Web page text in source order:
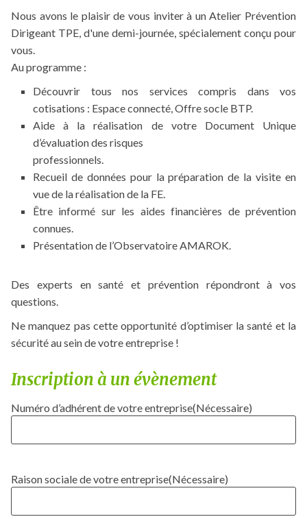
Nous avons le plaisir de vous inviter à un Atelier Prévention
Dirigeant TPE, d'une demi-journée, spécialement conçu pour
vous.
Au programme :
Découvrir tous nos services compris dans vos
cotisations : Espace connecté, Offre socle BTP.
Aide à la réalisation de votre Document Unique
d’évaluation des risques
professionnels.
Recueil de données pour la préparation de la visite en
vue de la réalisation de la FE.
Être informé sur les aides financières de prévention
connues.
Présentation de l’Observatoire AMAROK.
Des experts en santé et prévention répondront à vos
questions.
Ne manquez pas cette opportunité d’optimiser la santé et la
sécurité au sein de votre entreprise !
Inscription à un évènement
Numéro d’adhérent de votre entreprise(Nécessaire)
Raison sociale de votre entreprise(Nécessaire)